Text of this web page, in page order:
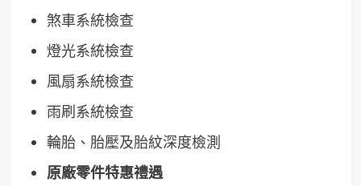
煞車系統檢查
燈光系統檢查
風扇系統檢查
雨刷系統檢查
輪胎、胎壓及胎紋深度檢測
原廠零件特惠禮遇